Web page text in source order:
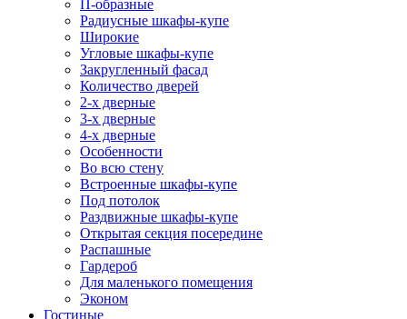
П-образные
Радиусные шкафы-купе
Широкие
Угловые шкафы-купе
Закругленный фасад
Количество дверей
2-х дверные
3-х дверные
4-х дверные
Особенности
Во всю стену
Встроенные шкафы-купе
Под потолок
Раздвижные шкафы-купе
Открытая секция посередине
Распашные
Гардероб
Для маленького помещения
Эконом
Гостиные